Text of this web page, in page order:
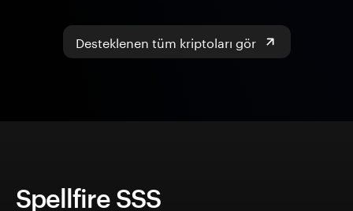
Desteklenen tüm kriptoları gör
Spellfire SSS